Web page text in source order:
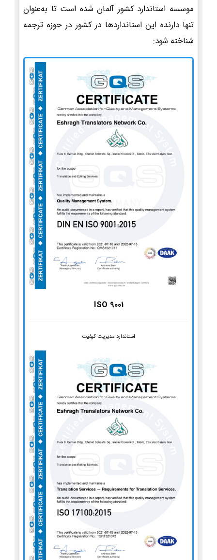
موسسه استاندارد کشور آلمان شده است تا به‌عنوان
تنها دارنده این استانداردها در کشور در حوزه ترجمه
شناخته شود:
ISO 9001
استاندارد مدیریت کیفیت